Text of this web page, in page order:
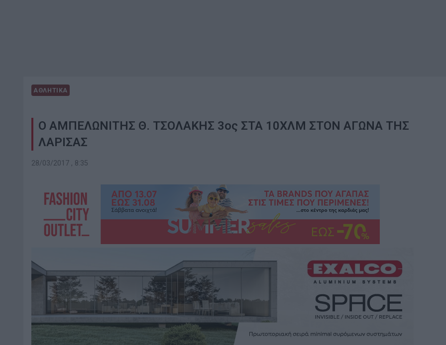
ΑΘΛΗΤΙΚΑ
Ο ΑΜΠΕΛΩΝΙΤΗΣ Θ. ΤΣΟΛΑΚΗΣ 3ος ΣΤΑ 10ΧΛΜ ΣΤΟΝ ΑΓΩΝΑ ΤΗΣ
ΛΑΡΙΣΑΣ
28/03/2017 , 8:35